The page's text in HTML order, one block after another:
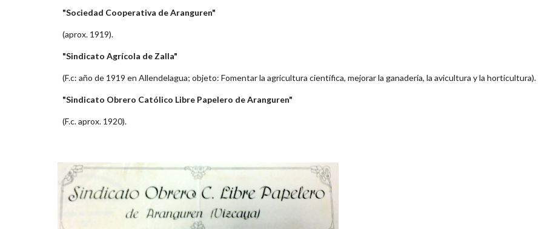
"Sociedad Cooperativa de Aranguren"
(aprox. 1919).
"Sindicato Agrícola de Zalla"
(F.c: año de 1919 en Allendelagua; objeto: Fomentar la agricultura científica, mejorar la ganadería, la avicultura y la horticultura).
"Sindicato Obrero Católico Libre Papelero de Aranguren"
(F.c. aprox. 1920).